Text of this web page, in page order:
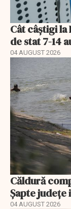
Cât câștigi la
de stat 7-14
04 AUGUST 2026
Căldură
Șapte județe
04 AUGUST 2026